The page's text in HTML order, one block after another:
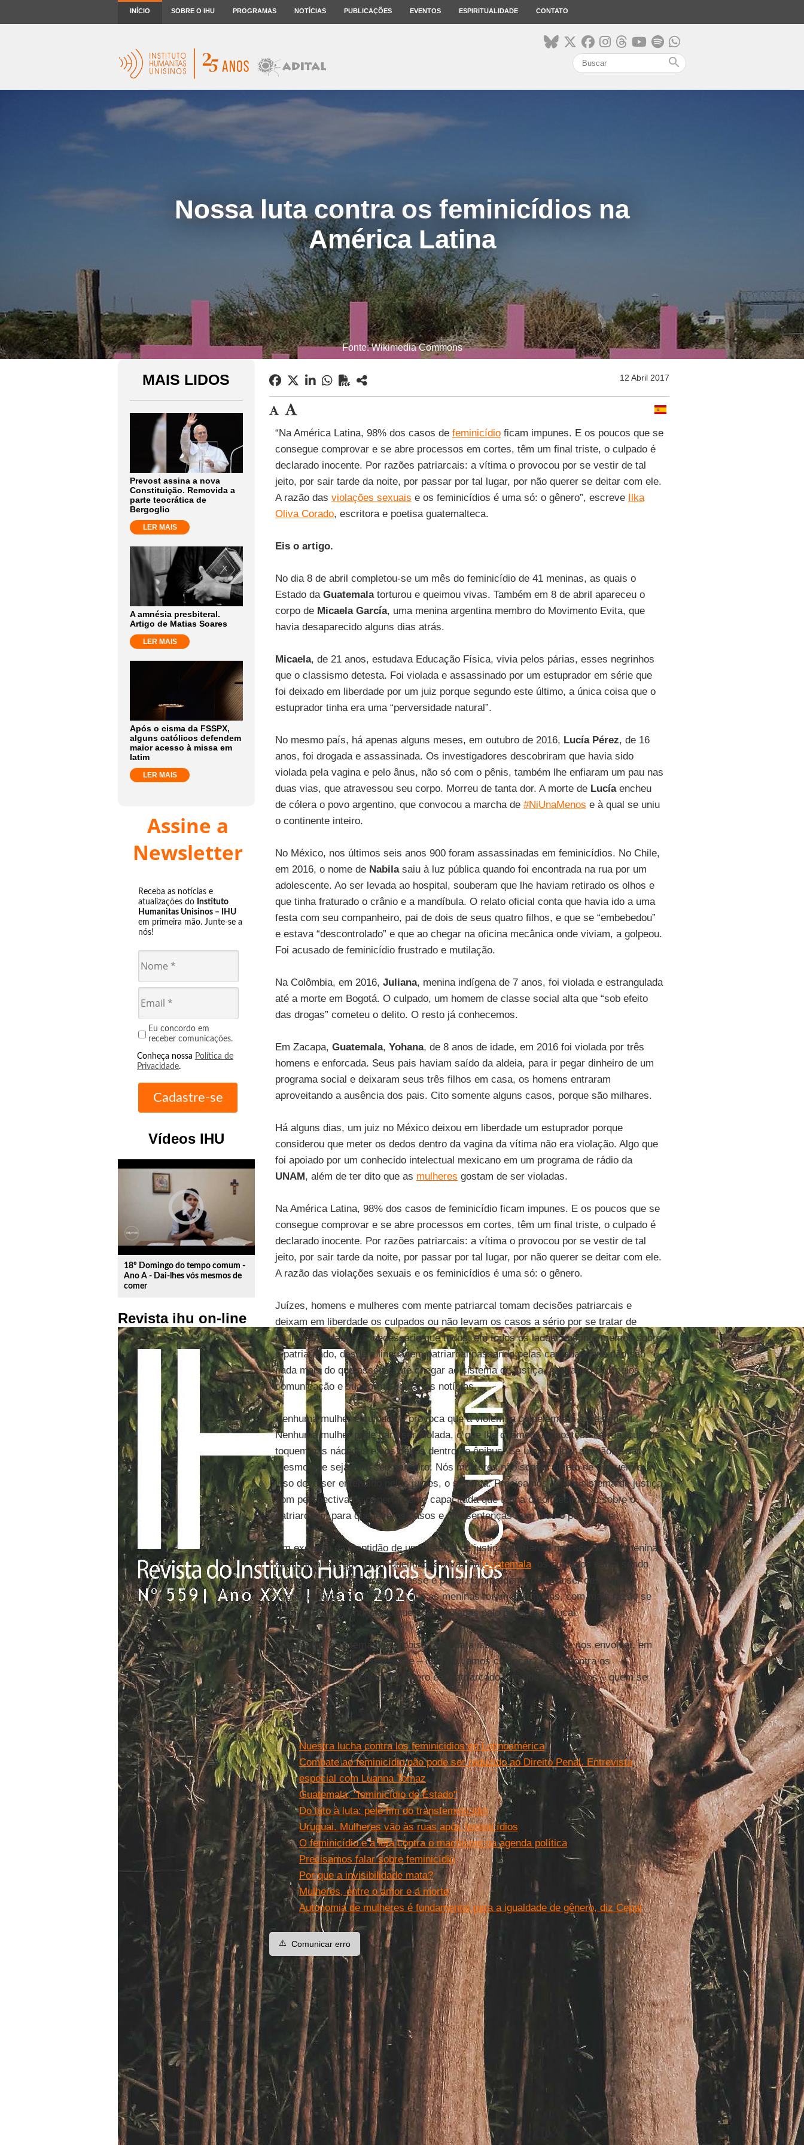
INÍCIO SOBRE O IHU PROGRAMAS NOTÍCIAS PUBLICAÇÕES EVENTOS ESPIRITUALIDADE CONTATO
search
Nossa luta contra os feminicídios na
América Latina
Fonte: Wikimedia Commons
MAIS LIDOS
Prevost assina a nova
Constituição. Removida a
parte teocrática de
Bergoglio
LER MAIS
A amnésia presbiteral.
Artigo de Matias Soares
LER MAIS
Após o cisma da FSSPX,
alguns católicos defendem
maior acesso à missa em
latim
LER MAIS
Assine a
Newsletter
Receba as notícias e
atualizações do Instituto
Humanitas Unisinos – IHU
em primeira mão. Junte-se a
nós!
Eu concordo em
receber comunicações.
Conheça nossa Política de
Privacidade.
Vídeos IHU
play_circle_outline
18º Domingo do tempo comum -
Ano A - Dai-lhes vós mesmos de
comer
Revista ihu on-line
12 Abril 2017
“Na América Latina, 98% dos casos de feminicídioficam impunes. E os poucos que se
consegue comprovar e se abre processos em cortes, têm um final triste, o culpado é
declarado inocente. Por razões patriarcais: a vítima o provocou por se vestir de tal
jeito, por sair tarde da noite, por passar por tal lugar, por não querer se deitar com ele.
A razão das violações sexuais e os feminicídios é uma só: o gênero”, escreve Ilka
Oliva Corado, escritora e poetisa guatemalteca.
Eis o artigo.
No dia 8 de abril completou-se um mês do feminicídio de 41 meninas, as quais o
Estado da Guatemalatorturou e queimou vivas. Também em 8 de abril apareceu o
corpo deMicaela García, uma menina argentina membro do Movimento Evita, que
havia desaparecido alguns dias atrás.
Micaela, de 21 anos, estudava Educação Física, vivia pelos párias, esses negrinhos
que o classismo detesta. Foi violada e assassinado por um estuprador em série que
foi deixado em liberdade por um juiz porque segundo este último, a única coisa que o
estuprador tinha era uma “perversidade natural”.
No mesmo país, há apenas alguns meses, em outubro de 2016, Lucía Pérez, de 16
anos, foi drogada e assassinada. Os investigadores descobriram que havia sido
violada pela vagina e pelo ânus, não só com o pênis, também lhe enfiaram um pau nas
duas vias, que atravessou seu corpo. Morreu de tanta dor. A morte de Lucíaencheu
de cólera o povo argentino, que convocou a marcha de #NiUnaMenos e à qual se uniu
o continente inteiro.
No México, nos últimos seis anos 900 foram assassinadas em feminicídios. No Chile,
em 2016, o nome de Nabilasaiu à luz pública quando foi encontrada na rua por um
adolescente. Ao ser levada ao hospital, souberam que lhe haviam retirado os olhos e
que tinha fraturado o crânio e a mandíbula. O relato oficial conta que havia ido a uma
festa com seu companheiro, pai de dois de seus quatro filhos, e que se “embebedou”
e estava “descontrolado” e que ao chegar na oficina mecânica onde viviam, a golpeou.
Foi acusado de feminicídio frustrado e mutilação.
Na Colômbia, em 2016, Juliana, menina indígena de 7 anos, foi violada e estrangulada
até a morte em Bogotá. O culpado, um homem de classe social alta que “sob efeito
das drogas” cometeu o delito. O resto já conhecemos.
Em Zacapa, Guatemala, Yohana, de 8 anos de idade, em 2016 foi violada por três
homens e enforcada. Seus pais haviam saído da aldeia, para ir pegar dinheiro de um
programa social e deixaram seus três filhos em casa, os homens entraram
aproveitando a ausência dos pais. Cito somente alguns casos, porque são milhares.
Há alguns dias, um juiz no México deixou em liberdade um estuprador porque
considerou que meter os dedos dentro da vagina da vítima não era violação. Algo que
foi apoiado por um conhecido intelectual mexicano em um programa de rádio da
UNAM, além de ter dito que as mulheres gostam de ser violadas.
Na América Latina, 98% dos casos de feminicídio ficam impunes. E os poucos que se
consegue comprovar e se abre processos em cortes, têm um final triste, o culpado é
declarado inocente. Por razões patriarcais: a vítima o provocou por se vestir de tal
jeito, por sair tarde da noite, por passar por tal lugar, por não querer se deitar com ele.
A razão das violações sexuais e os feminicídios é uma só: o gênero.
Juízes, homens e mulheres com mente patriarcal tomam decisões patriarcais e
deixam em liberdade os culpados ou não levam os casos a sério por se tratar de
mulheres violadas. É necessário que todos, em todos os lados, nos informemos sobre
o patriarcado, desde a linguagem patriarcal passando pelas cantadas, que não são
nada mais do que assédio, até chegar ao sistema de justiça, passando por meios de
comunicação e sua forma de dar as notícias.
Nenhuma mulher é culpada e provoca que a violem, a golpeiem e a assassinem.
Nenhuma mulher pede para ser violada, o que lhe chamem de gostosa na rua, que lhe
toquem nas nádegas e nos peitos dentro do ônibus. Se uma mulher diz não, é não;
mesmo que seja com seu parceiro. Nós mulheres não somos objeto de ninguém e
isso deve ser entendido pelos juízes, o sistema. Precisamos de um sistema de justiça
com perspectiva de gênero, gente capacitada que tenha o conhecimento sobre o
patriarcado, para que leve os casos e dite sentenças com todo o peso da lei.
Um exemplo da ineptidão de um sistema de justiça, patriarcal no caso das 41 meninas
assassinadas, que foram queimadas vivas naGuatemala, os culpados estão sendo
tratados com privilégios de classe e poder. O presidente deveria ser destituído
imediatamente no mesmo dia que as meninas foram queimadas, com mais razão se
elas já haviam denunciado que eram violadas pelo pessoal do local.
Mas mudar o sistema não é coisa fácil, para isso todos temos que nos envolver, em
todos os âmbitos da sociedade – quando vamos começar? A luta contra os
feminicídios, a violência de gênero e o patriarcado tem que ser de todos – quem se
candidata?
Leia mais
Nuestra lucha contra los feminicidios en Latinoamérica
Combate ao feminicídio não pode ser reduzido ao Direito Penal. Entrevista
especial com Luanna Tomaz
Guatemala, "feminicídio de Estado"
Do luto à luta: pelo fim do transfeminícidio
Uruguai. Mulheres vão às ruas após feminicídios
O feminicídio e a luta contra o machismo na agenda política
Precisamos falar sobre feminicídio
Por que a invisibilidade mata?
Mulheres, entre o amor e a morte
Autonomia de mulheres é fundamental para a igualdade de gênero, diz Cepal
⚠️ Comunicar erro